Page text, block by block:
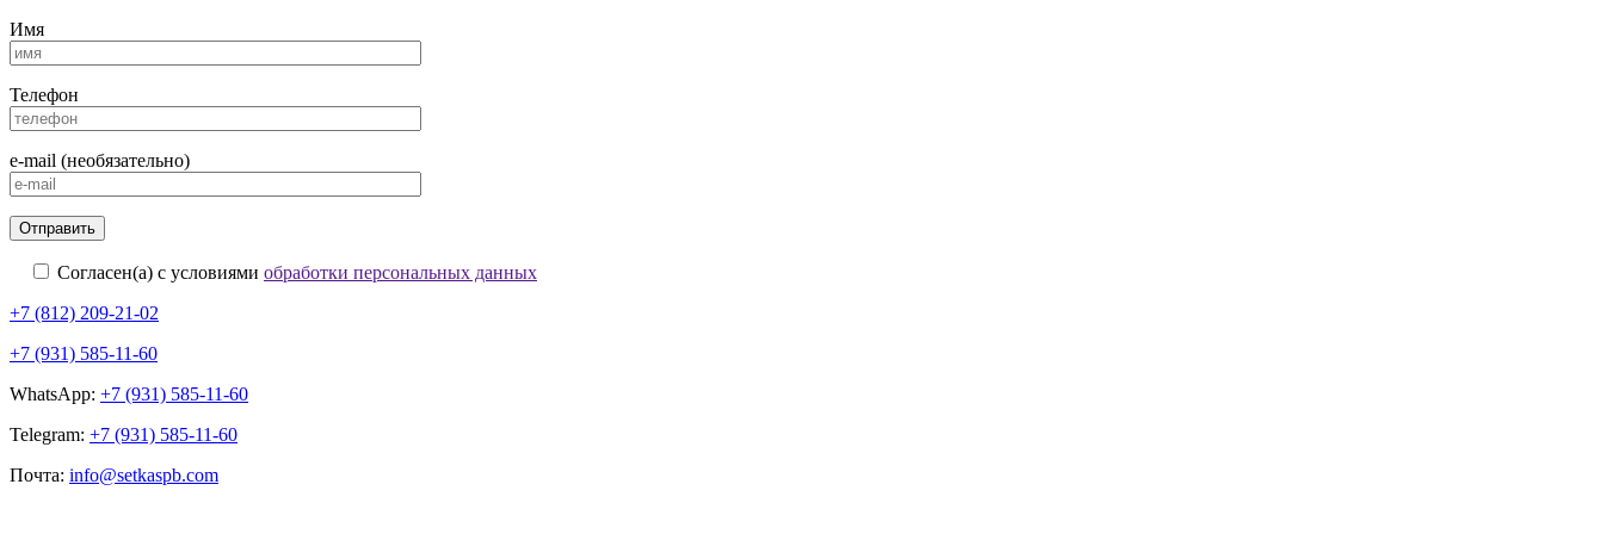
Имя
Телефон
e-mail (необязательно)
Согласен(а) с условиями обработки персональных данных
+7 (812) 209-21-02
+7 (931) 585-11-60
WhatsApp: +7 (931) 585-11-60
Telegram: +7 (931) 585-11-60
Почта: info@setkaspb.com